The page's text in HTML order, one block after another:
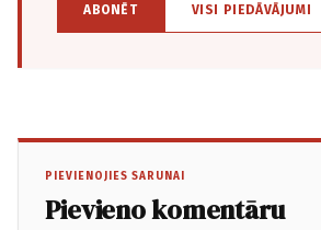
ABONĒT VISI PIEDĀVĀJUMI
PIEVIENOJIES SARUNAI
Pievieno komentāru